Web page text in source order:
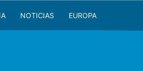
NOTICIAS EUROPA